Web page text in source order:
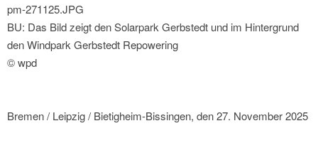
pm-271125.JPG
BU: Das Bild zeigt den Solarpark Gerbstedt und im Hintergrund
den Windpark Gerbstedt Repowering
© wpd
Bremen / Leipzig / Bietigheim-Bissingen, den 27. November 2025